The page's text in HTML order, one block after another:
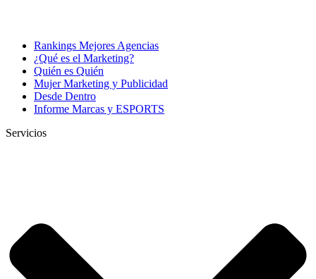
Rankings Mejores Agencias
¿Qué es el Marketing?
Quién es Quién
Mujer Marketing y Publicidad
Desde Dentro
Informe Marcas y ESPORTS
Servicios